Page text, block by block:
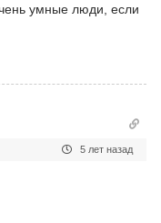
умные люди, если
5 лет назад